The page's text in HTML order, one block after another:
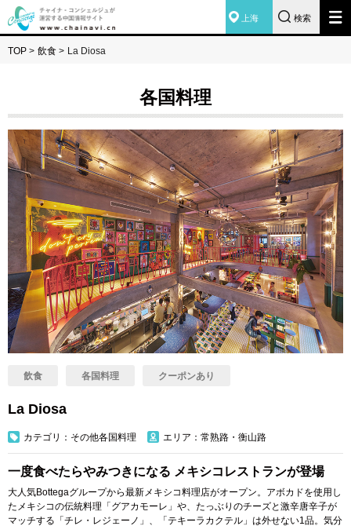
上海 検索
TOP > 飲食 > La Diosa
各国料理
飲食 各国料理 クーポンあり
La Diosa
カテゴリ：その他各国料理 エリア：常熟路・衡山路
一度食べたらやみつきになる メキシコレストランが登場
大人気Bottegaグループから最新メキシコ料理店がオープン。アボカドを使用し
たメキシコの伝統料理「グアカモーレ」や、たっぶりのチーズと激辛唐辛子が
マッチする「チレ・レジェーノ」、「テキーラカクテル」は外せない1品。気分